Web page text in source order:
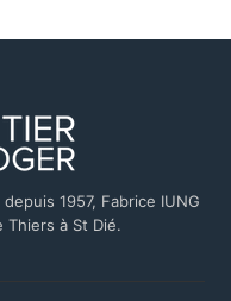
1957, Fabrice IUNG
Thiers à St Dié.